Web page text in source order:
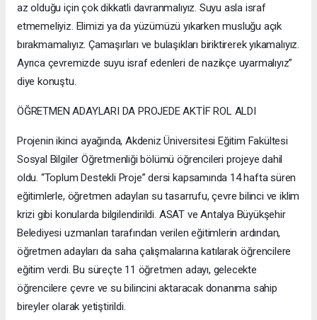
az olduğu için çok dikkatli davranmalıyız. Suyu asla israf
etmemeliyiz. Elimizi ya da yüzümüzü yıkarken musluğu açık
bırakmamalıyız. Çamaşırları ve bulaşıkları biriktirerek yıkamalıyız.
Ayrıca çevremizde suyu israf edenleri de nazikçe uyarmalıyız”
diye konuştu.
ÖĞRETMEN ADAYLARI DA PROJEDE AKTİF ROL ALDI
Projenin ikinci ayağında, Akdeniz Üniversitesi Eğitim Fakültesi
Sosyal Bilgiler Öğretmenliği bölümü öğrencileri projeye dahil
oldu. “Toplum Destekli Proje” dersi kapsamında 14 hafta süren
eğitimlerle, öğretmen adayları su tasarrufu, çevre bilinci ve iklim
krizi gibi konularda bilgilendirildi. ASAT ve Antalya Büyükşehir
Belediyesi uzmanları tarafından verilen eğitimlerin ardından,
öğretmen adayları da saha çalışmalarına katılarak öğrencilere
eğitim verdi. Bu süreçte 11 öğretmen adayı, gelecekte
öğrencilere çevre ve su bilincini aktaracak donanıma sahip
bireyler olarak yetiştirildi.